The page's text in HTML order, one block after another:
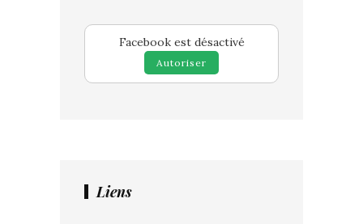
Facebook est désactivé
Autoriser
Liens